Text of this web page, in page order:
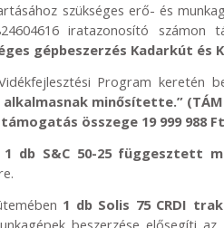
szükséges erő- és
iratazonosító
gépbeszerzés Kadarkút és
Program keretén
minősítette.”
összege 19 999 988 Ft
1 db S&C 50-25 függesztett
1 db Solis 75 CRDI
beszerzése elősegíti